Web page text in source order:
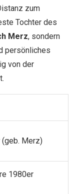
zum
Tochter des
Merz, sondern
persönliches
von der
(geb. Merz)
1980er